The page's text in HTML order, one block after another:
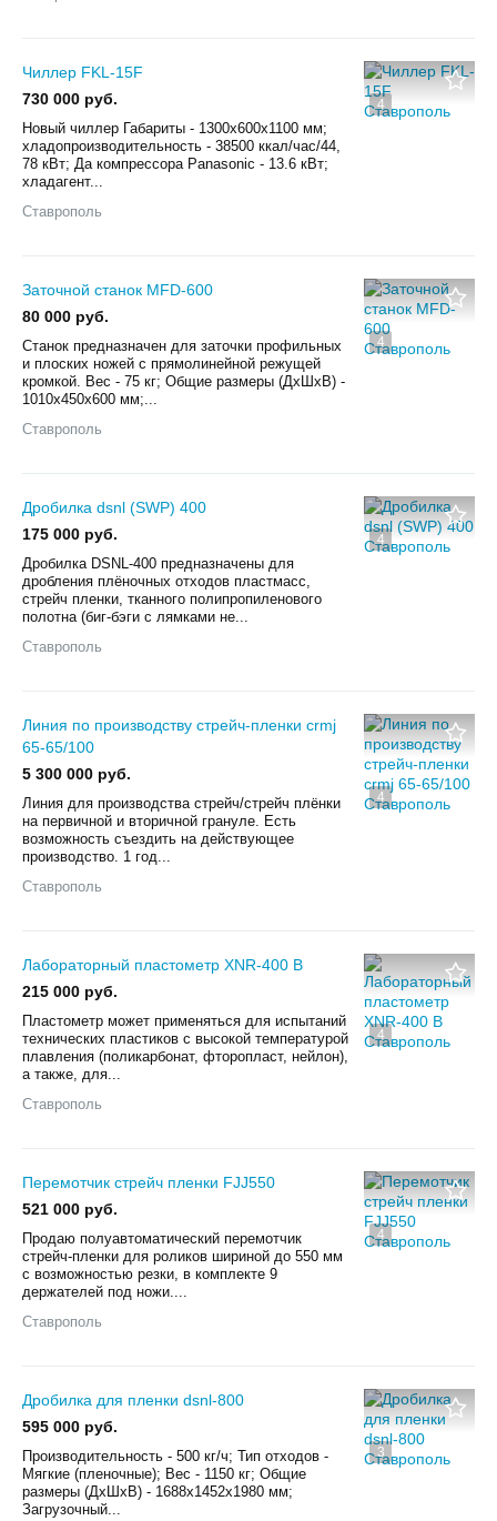
4
Чиллер FKL-15F
730 000 руб.
Новый чиллер Габариты - 1300х600х1100 мм;
хладопроизводительность - 38500 ккал/час/44,
78 кВт; Да компрессора Panasonic - 13.6 кВт;
хладагент...
Ставрополь
4
Заточной станок MFD-600
80 000 руб.
Станок предназначен для заточки профильных
и плоских ножей с прямолинейной режущей
кромкой. Вес - 75 кг; Общие размеры (ДхШхВ) -
1010x450x600 мм;...
Ставрополь
4
Дробилка dsnl (SWP) 400
175 000 руб.
Дробилка DSNL-400 предназначены для
дробления плёночных отходов пластмасс,
стрейч пленки, тканного полипропиленового
полотна (биг-бэги с лямками не...
Ставрополь
4
Линия по производству стрейч-пленки crmj
65-65/100
5 300 000 руб.
Линия для производства стрейч/стрейч плёнки
на первичной и вторичной грануле. Есть
возможность съездить на действующее
производство. 1 год...
Ставрополь
4
Лабораторный пластометр XNR-400 B
215 000 руб.
Пластометр может применяться для испытаний
технических пластиков с высокой температурой
плавления (поликарбонат, фторопласт, нейлон),
а также, для...
Ставрополь
4
Перемотчик стрейч пленки FJJ550
521 000 руб.
Продаю полуавтоматический перемотчик
стрейч-пленки для роликов шириной до 550 мм
с возможностью резки, в комплекте 9
держателей под ножи....
Ставрополь
3
Дробилка для пленки dsnl-800
595 000 руб.
Производительность - 500 кг/ч; Тип отходов -
Мягкие (пленочные); Вес - 1150 кг; Общие
размеры (ДхШхВ) - 1688x1452x1980 мм;
Загрузочный...